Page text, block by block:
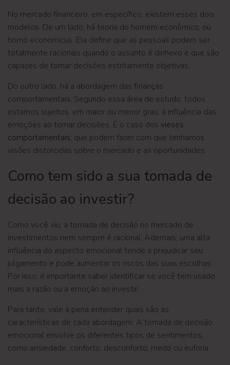
No mercado financeiro, em específico, existem esses dois
modelos. De um lado, há teoria do homem econômico, ou
homo economicus. Ela define que as pessoas podem ser
totalmente racionais quando o assunto é dinheiro e que são
capazes de tomar decisões estritamente objetivas.
Do outro lado, há a abordagem das finanças
comportamentais. Segundo essa área de estudo, todos
estamos sujeitos, em maior ou menor grau, à influência das
emoções ao tomar decisões. É o caso dos vieses
comportamentais, que podem fazer com que tenhamos
visões distorcidas sobre o mercado e as oportunidades.
Como tem sido a sua tomada de
decisão ao investir?
Como você viu, a tomada de decisão no mercado de
investimentos nem sempre é racional. Ademais, uma alta
influência do aspecto emocional tende a prejudicar seu
julgamento e pode aumentar os riscos das suas escolhas.
Por isso, é importante saber identificar se você tem usado
mais a razão ou a emoção ao investir.
Para tanto, vale a pena entender quais são as
características de cada abordagem. A tomada de decisão
emocional envolve os diferentes tipos de sentimentos,
como ansiedade, conforto, desconforto, medo ou euforia.